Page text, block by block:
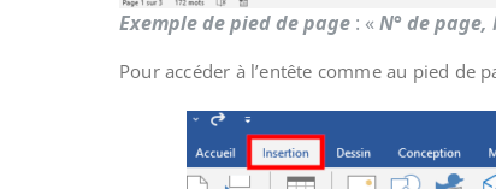
Exemple de pied de page : «N° de
Pour accéder à l’entête comme au pied de